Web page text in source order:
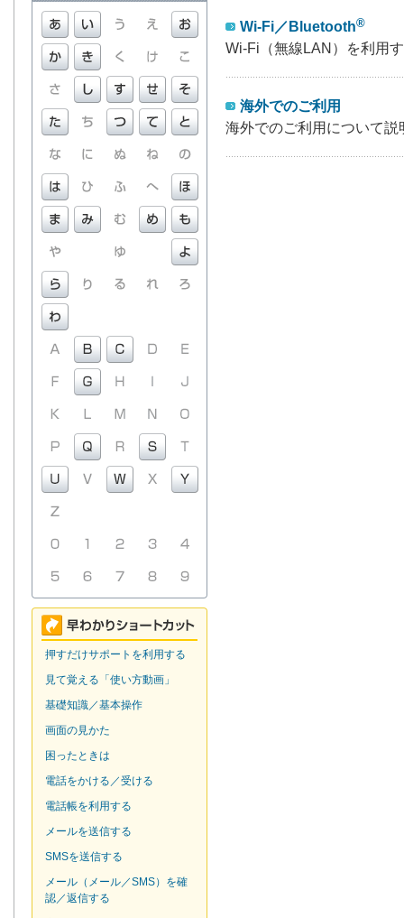
押すだけサポートを利用する
見て覚える「使い方動画」
基礎知識／基本操作
画面の見かた
困ったときは
電話をかける／受ける
電話帳を利用する
メールを送信する
SMSを送信する
メール（メール／SMS）を確
認／返信する
Wi-Fi／Bluetooth®
Wi-Fi（無線LAN）を利用
海外でのご利用
海外でのご利用について説